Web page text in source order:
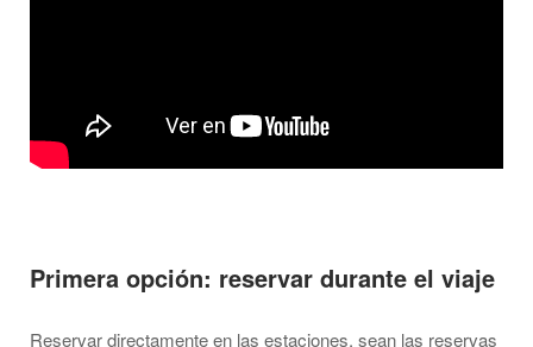
Primera opción: reservar durante el viaje
Reservar directamente en las estaciones, sean las reservas